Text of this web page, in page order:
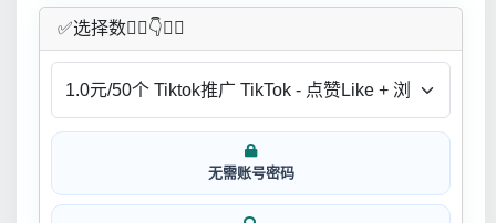
✅​选择数👇🏻​​👇👇🏻​​
无需账号密码